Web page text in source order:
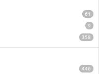
61
9
358
446